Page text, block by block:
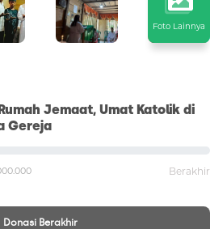
Foto Lainnya
Jemaat, Umat Katolik di
Gereja
Berakhir
Donasi Berakhir